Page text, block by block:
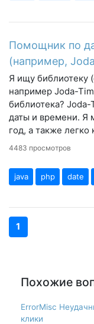
Помощник по
(например,
Я ищу библиотеку
например Joda-
библиотека?
даты и времени. Я
год, а также легко
4483 просмотров
java php date
1
Похожие
ErrorMisc
клики